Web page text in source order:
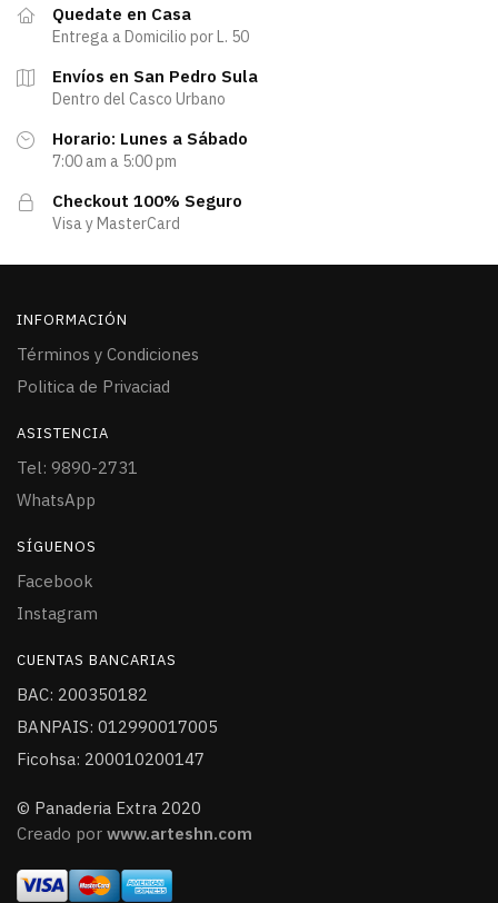
Quedate en Casa
Entrega a Domicilio por L. 50
Envíos en San Pedro Sula
Dentro del Casco Urbano
Horario: Lunes a Sábado
7:00 am a 5:00 pm
Checkout 100% Seguro
Visa y MasterCard
INFORMACIÓN
Términos y Condiciones
Politica de Privaciad
ASISTENCIA
Tel: 9890-2731
WhatsApp
SÍGUENOS
Facebook
Instagram
CUENTAS BANCARIAS
BAC: 200350182
BANPAIS: 012990017005
Ficohsa: 200010200147
© Panaderia Extra 2020
Creado por www.arteshn.com